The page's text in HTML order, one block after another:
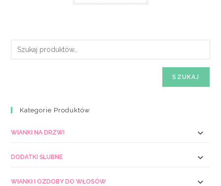
SZUKAJ
Kategorie Produktów
WIANKI NA DRZWI
DODATKI ŚLUBNE
WIANKI I OZDOBY DO WŁOSÓW